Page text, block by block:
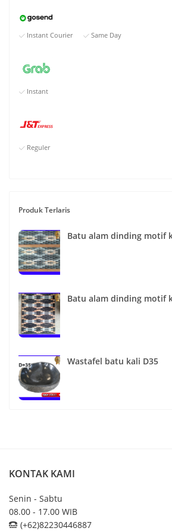
Instant Courier Same Day
Instant
Reguler
Produk Terlaris
Batu alam dinding motif
Batu alam dinding motif
Wastafel batu kali D35
KONTAK KAMI
Senin - Sabtu
08.00 - 17.00 WIB
(+62)82230446887